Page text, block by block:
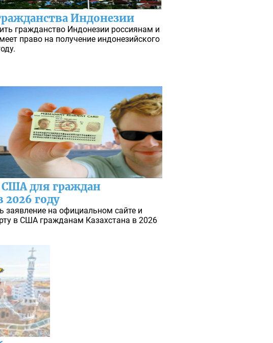
Индонезии
гражданство Индонезии россиянам и
право на получение индонезийского
для граждан
2026 году
заявление на официальном сайте и
в США гражданам Казахстана в 2026